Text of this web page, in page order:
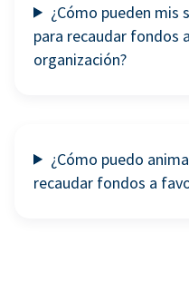
¿Cómo pueden mis
para recaudar fondos
organización?
¿Cómo puedo
recaudar fondos a